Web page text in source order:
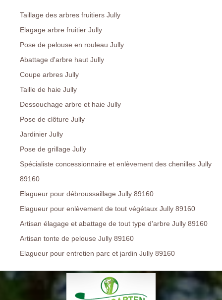
Taillage des arbres fruitiers Jully
Elagage arbre fruitier Jully
Pose de pelouse en rouleau Jully
Abattage d'arbre haut Jully
Coupe arbres Jully
Taille de haie Jully
Dessouchage arbre et haie Jully
Pose de clôture Jully
Jardinier Jully
Pose de grillage Jully
Spécialiste concessionnaire et enlèvement des chenilles Jully
89160
Elagueur pour débroussaillage Jully 89160
Elagueur pour enlèvement de tout végétaux Jully 89160
Artisan élagage et abattage de tout type d'arbre Jully 89160
Artisan tonte de pelouse Jully 89160
Elagueur pour entretien parc et jardin Jully 89160